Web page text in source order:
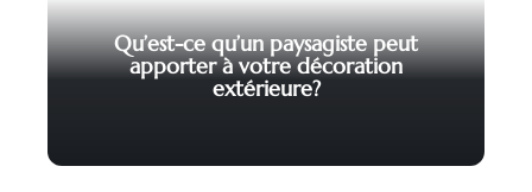
Qu’est-ce qu’un paysagiste peut
apporter à votre décoration
extérieure?